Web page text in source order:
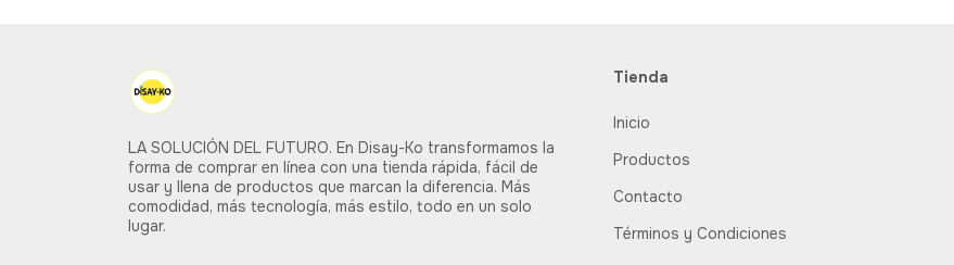
LA SOLUCIÓN DEL FUTURO. En Disay-Ko transformamos la
forma de comprar en línea con una tienda rápida, fácil de
usar y llena de productos que marcan la diferencia. Más
comodidad, más tecnología, más estilo, todo en un solo
lugar.
Tienda
Inicio
Productos
Contacto
Términos y Condiciones